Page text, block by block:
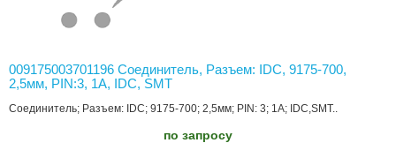
009175003701196 Соединитель, Разъем: IDC, 9175-700,
2,5мм, PIN:3, 1А, IDC, SMT
Соединитель; Разъем: IDC; 9175-700; 2,5мм; PIN: 3; 1А; IDC,SMT..
по запросу